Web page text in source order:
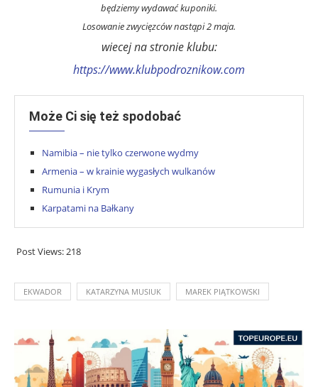
będziemy wydawać kuponiki.
Losowanie zwycięzców nastąpi 2 maja.
wiecej na stronie klubu:
https://www.klubpodroznikow.com
Może Ci się też spodobać
Namibia – nie tylko czerwone wydmy
Armenia – w krainie wygasłych wulkanów
Rumunia i Krym
Karpatami na Bałkany
Post Views:218
EKWADOR KATARZYNA MUSIUK MAREK PIĄTKOWSKI